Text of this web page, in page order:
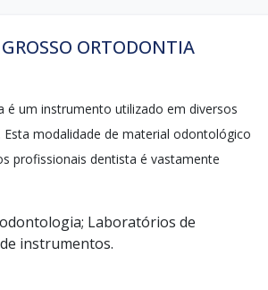
ORTODONTIA
um instrumento utilizado em diversos
modalidade de material odontológico
profissionais dentista é vastamente
Laboratórios de
instrumentos.